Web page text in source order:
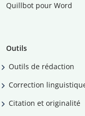
Quillbot pour Word
Outils
Outils de rédaction
Correction
Citation et originalité